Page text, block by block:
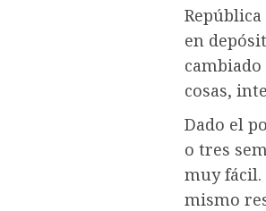
en
cosas,
Dado el
o tres
muy fácil.
mismo